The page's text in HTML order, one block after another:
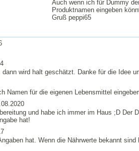
Auch wenn ich für Dummy
Produktnamen eingeben
Gruß peppi65
wird halt geschätzt. Danke für die Idee
Namen für die eigenen Lebensmittel
und habe ich immer im Haus ;D Der
hat!
hat. Wenn die Nährwerte bekannt sind